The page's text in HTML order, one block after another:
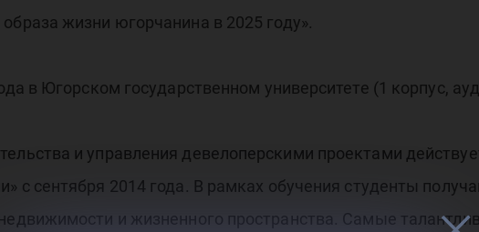
жизни югорчанина в 2025 году».
в Югорском государственном университете (1 корпус,
и управления девелоперскими проектами
с сентября 2014 года. В рамках обучения студенты
и жизненного пространства. Самые